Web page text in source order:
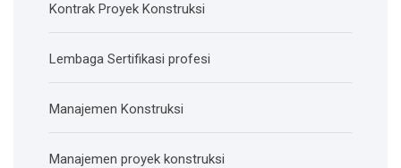
Kontrak Proyek Konstruksi
Lembaga Sertifikasi profesi
Manajemen Konstruksi
Manajemen proyek konstruksi